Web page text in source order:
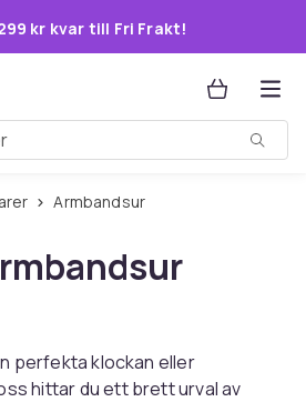
kr kvar till Fri Frakt!
Armbandsur
perfekta klockan eller
hittar du ett brett urval av